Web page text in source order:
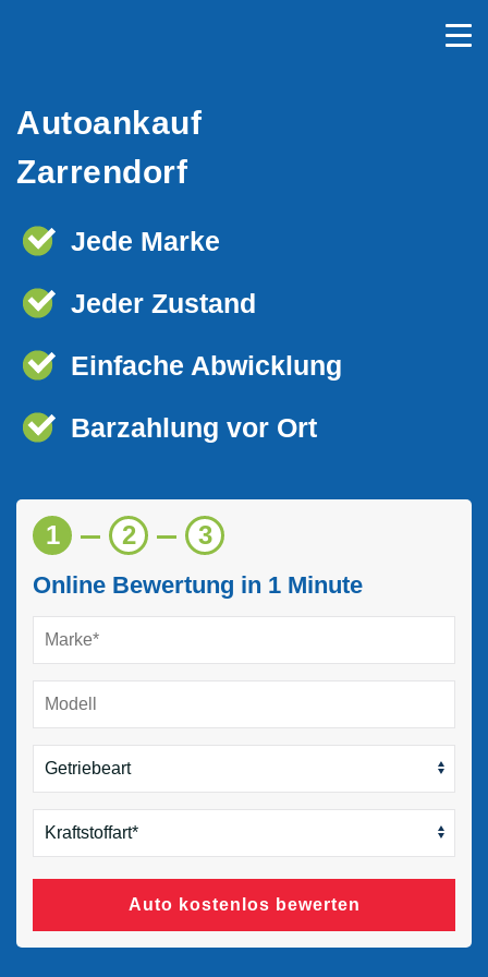
Autoankauf
Zarrendorf
Jede Marke
Jeder Zustand
Einfache Abwicklung
Barzahlung vor Ort
1 2 3
Online Bewertung in 1 Minute
Auto kostenlos bewerten